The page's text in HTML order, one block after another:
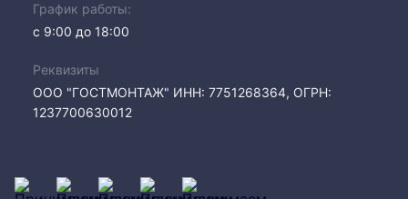
График работы:
с 9:00 до 18:00
Реквизиты
ООО "ГОСТМОНТАЖ" ИНН: 7751268364, ОГРН:
1237700630012